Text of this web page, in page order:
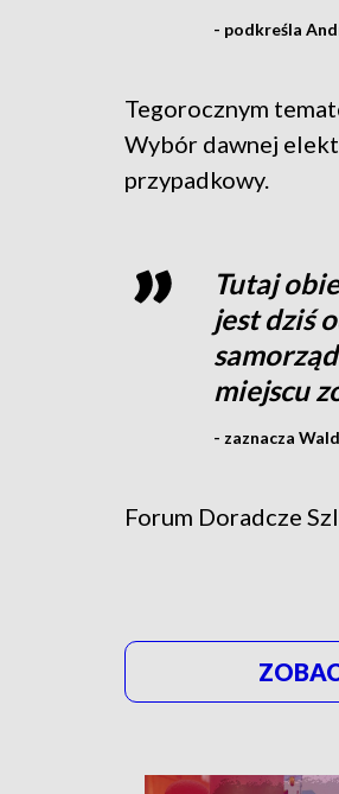
- podkreśla
Tegorocznym
Wybór dawnej
przypadkowy.
Tutaj
jest dziś
miejscu
- zaznacza
Forum Doradcze